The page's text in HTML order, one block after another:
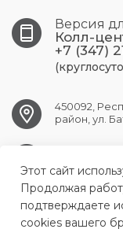
Версия
Колл-
+7 (347)
450092,
район, ул.
ГБУЗ
Этот сайт
Продолжая
подтверждаете
cookies вашего